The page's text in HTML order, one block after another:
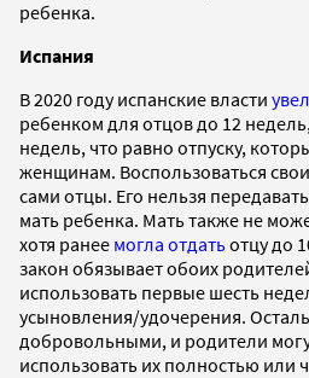
ребенка.
Испания
В 2020 году испанские власти
ребенком для отцов до 12
недель, что равно отпуску,
женщинам. Воспользоваться
сами отцы. Его нельзя
мать ребенка. Мать также не
хотя ранее могла отдатьотцу до
закон обязывает обоих
использовать первые шесть
усыновления/удочерения.
добровольными, и родители
использовать их полностью или